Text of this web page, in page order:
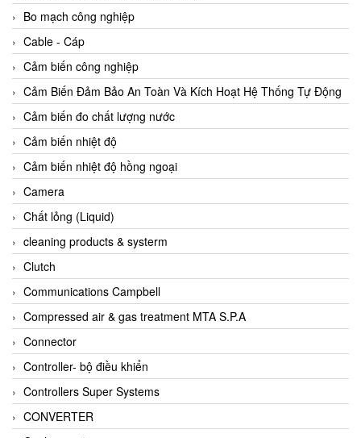
Aichi Tokei Denki Vietnam
Aii Vietnam
AIKOH
AINUO Vietnam
AIR MAJOR
Aira Euro Automation
Airtac Vietnam
Airtec Vietnam
AI-Tek Vietnam
Akerstroms Viet Nam
AKO Armaturen & Separationstechnik
AKO Armaturen & Separationstechnik Vietnam
AKUSENSE
ALA OFFICINE SPA
Albrecht-Automatik Viet Nam
Allen Bradley Vietnam
Alpha Moisture Vietnam
Bo mạch công nghiệp
Cable - Cáp
Cảm biến công nghiệp
Cảm Biến Đảm Bảo An Toàn Và Kích Hoạt Hệ Thống Tự Động
Cảm biến đo chất lượng nước
Cảm biến nhiệt độ
Cảm biến nhiệt độ hồng ngoại
Camera
Chất lỏng (Liquid)
cleaning products & systerm
Clutch
Communications Campbell
Compressed air & gas treatment MTA S.P.A
Connector
Controller- bộ điều khiển
Controllers Super Systems
CONVERTER